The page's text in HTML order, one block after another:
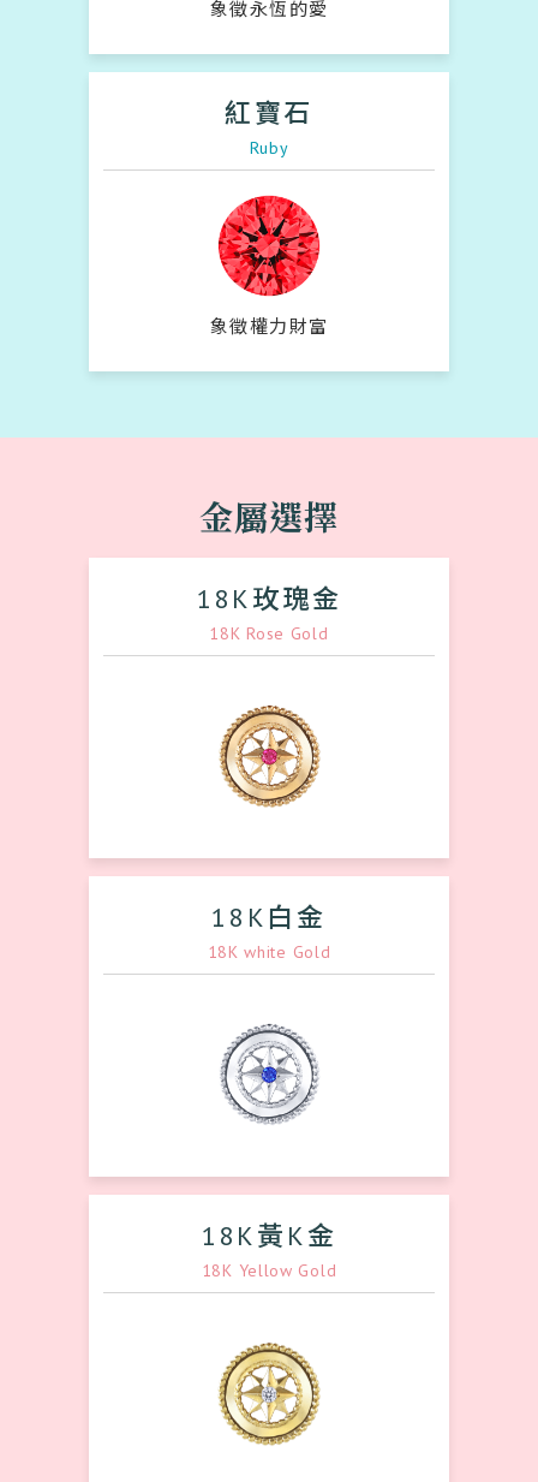
象徵永恆的愛
紅寶石
Ruby
象徵權力財富
金屬選擇
18K玫瑰金
18K Rose Gold
18K白金
18K white Gold
18K黃K金
18K Yellow Gold